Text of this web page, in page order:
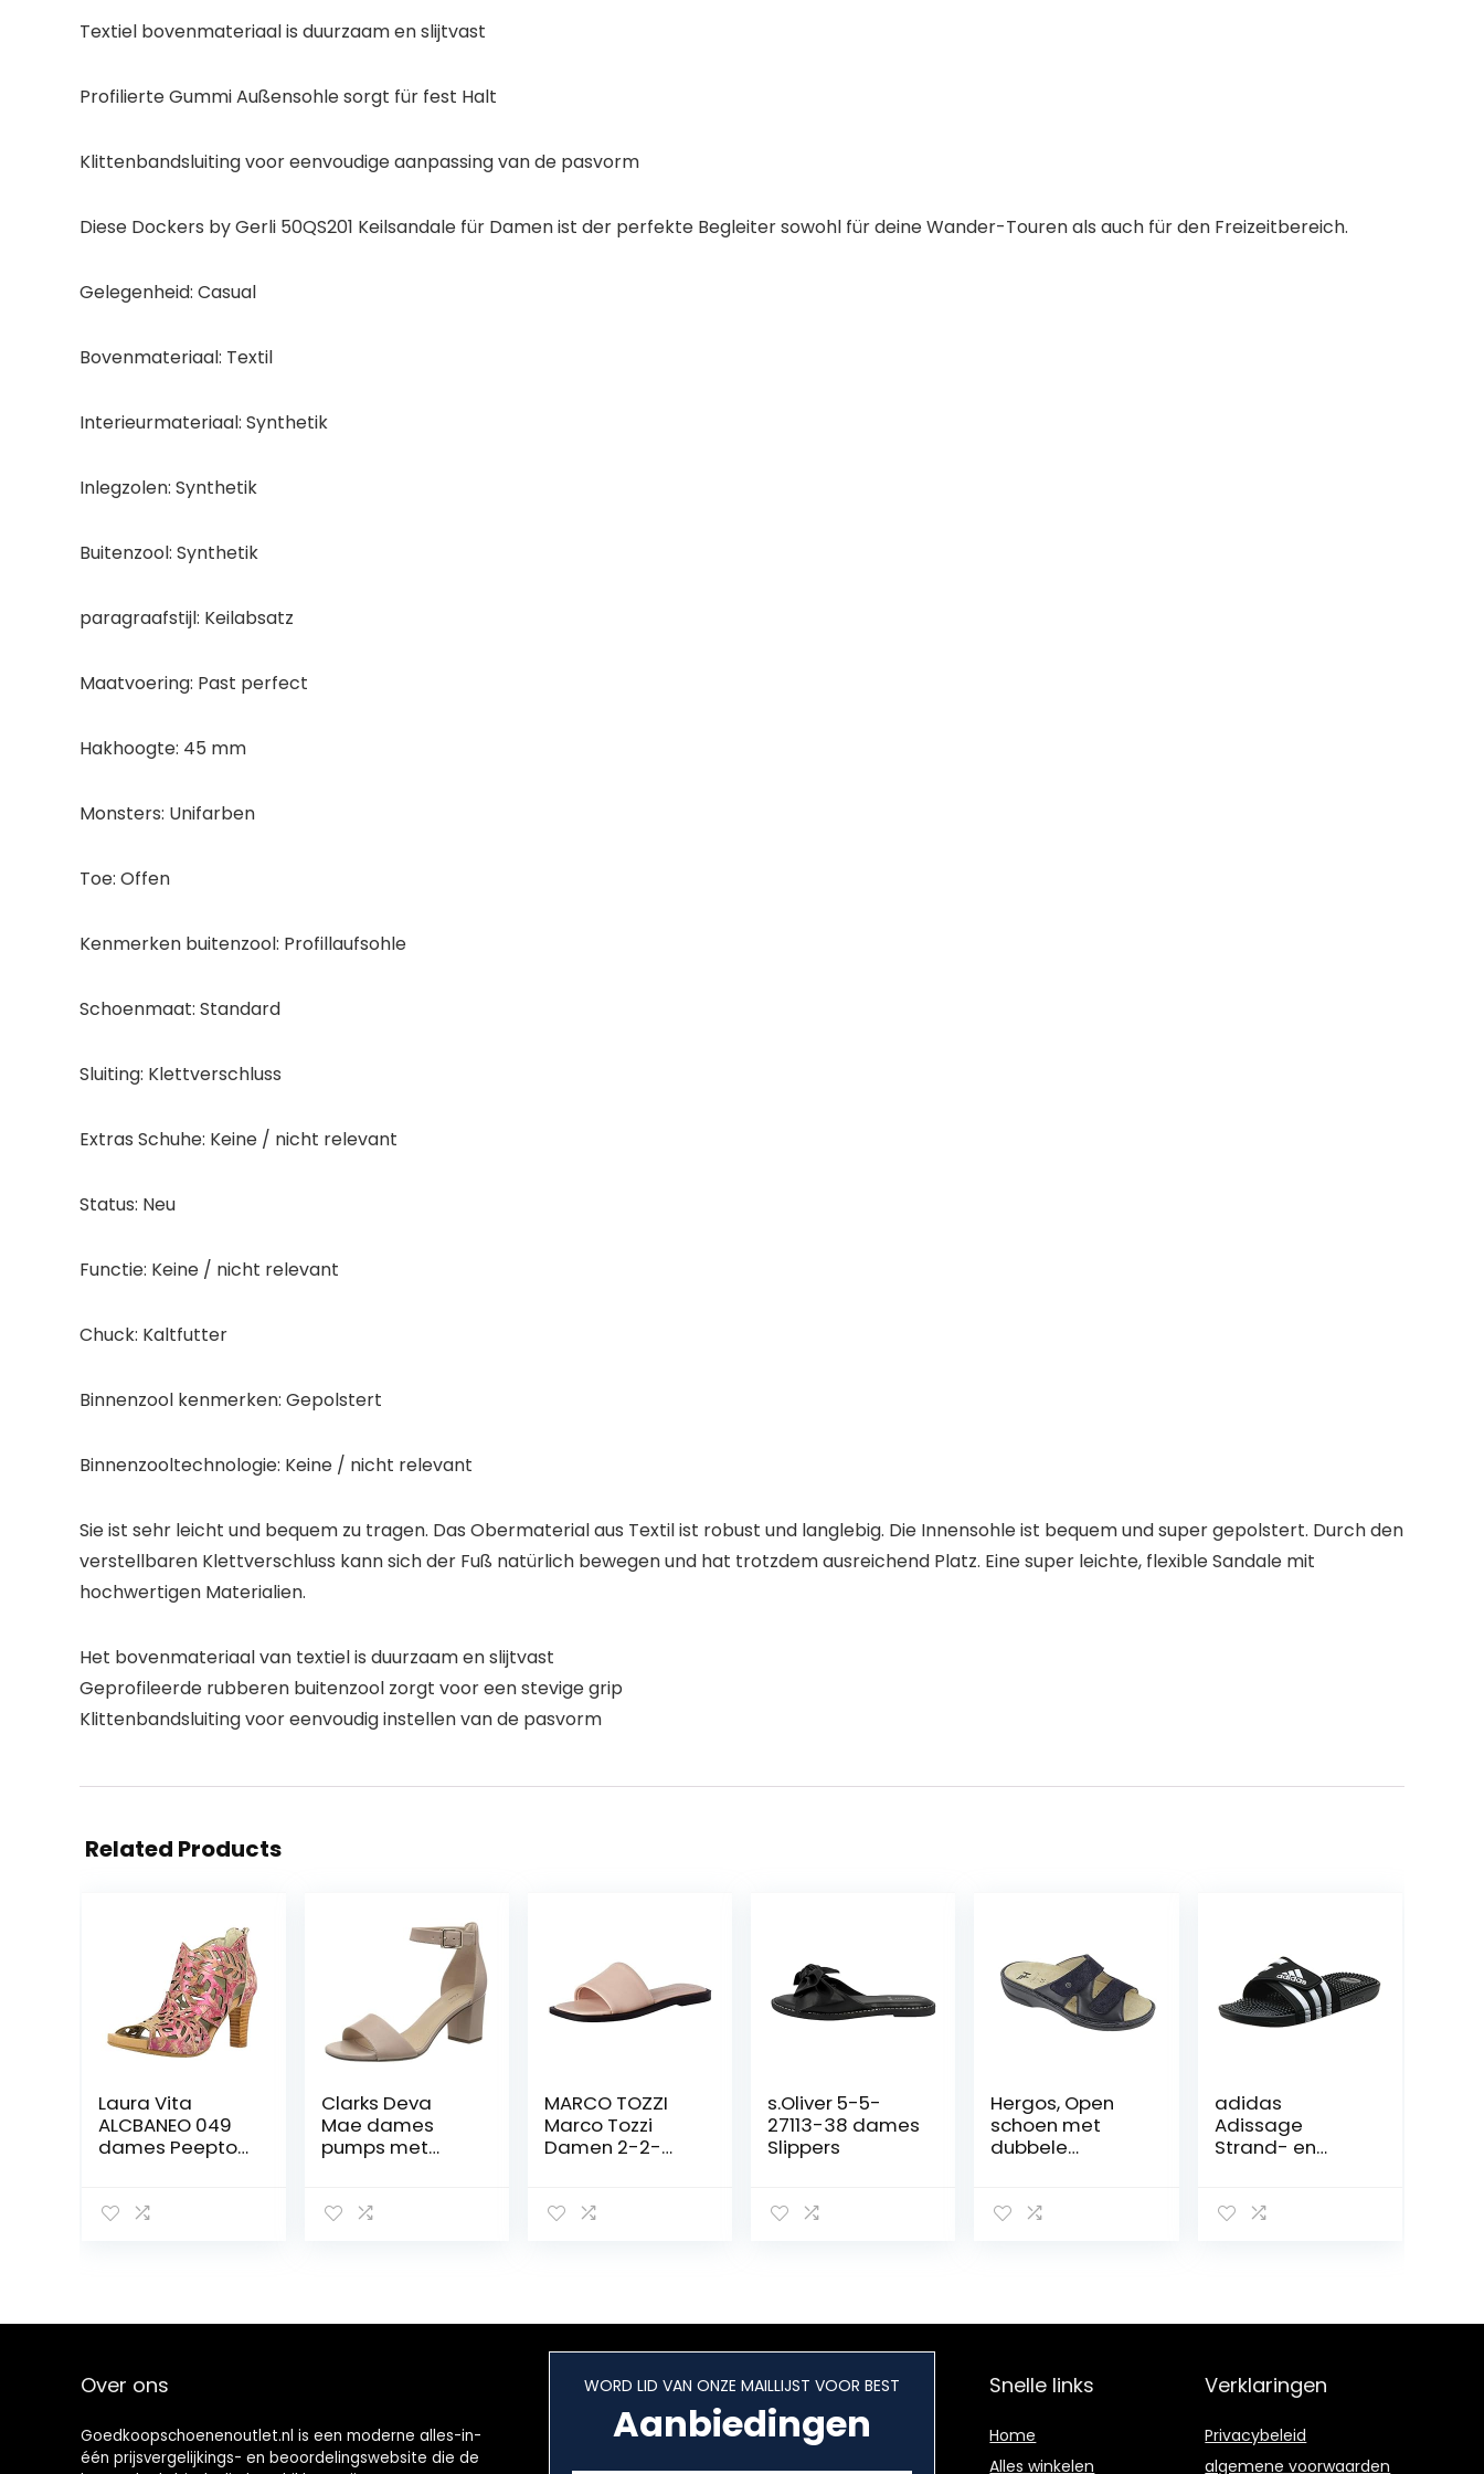
Textiel bovenmateriaal is duurzaam en slijtvast
Profilierte Gummi Außensohle sorgt für fest Halt
Klittenbandsluiting voor eenvoudige aanpassing van de pasvorm
Diese Dockers by Gerli 50QS201 Keilsandale für Damen ist der perfekte Begleiter sowohl für deine Wander-Touren als auch für den Freizeitbereich.
Gelegenheid: Casual
Bovenmateriaal: Textil
Interieurmateriaal: Synthetik
Inlegzolen: Synthetik
Buitenzool: Synthetik
paragraafstijl: Keilabsatz
Maatvoering: Past perfect
Hakhoogte: 45 mm
Monsters: Unifarben
Toe: Offen
Kenmerken buitenzool: Profillaufsohle
Schoenmaat: Standard
Sluiting: Klettverschluss
Extras Schuhe: Keine / nicht relevant
Status: Neu
Functie: Keine / nicht relevant
Chuck: Kaltfutter
Binnenzool kenmerken: Gepolstert
Binnenzooltechnologie: Keine / nicht relevant
Sie ist sehr leicht und bequem zu tragen. Das Obermaterial aus Textil ist robust und langlebig. Die Innensohle ist bequem und super gepolstert. Durch den
verstellbaren Klettverschluss kann sich der Fuß natürlich bewegen und hat trotzdem ausreichend Platz. Eine super leichte, flexible Sandale mit
hochwertigen Materialien.
Het bovenmateriaal van textiel is duurzaam en slijtvast
Geprofileerde rubberen buitenzool zorgt voor een stevige grip
Klittenbandsluiting voor eenvoudig instellen van de pasvorm
Related Products
Laura Vita
ALCBANEO 049
dames Peeptoe
Clarks Deva
Mae dames
pumps met
MARCO TOZZI
Marco Tozzi
Damen 2-2-
dames
s.Oliver 5-5-
27113-38 dames
Slippers
Hergos, Open
schoen met
dubbele
voetbed, Galaxy
adidas
Adissage
Strand- en
volwassenen,
Over ons
Goedkoopschoenenoutlet.nl is een moderne alles-in-
één prijsvergelijkings- en beoordelingswebsite die de
WORD LID VAN ONZE MAILLIJST VOOR BEST
Aanbiedingen
Snelle links
Home
Alles winkelen
Verklaringen
Privacybeleid
algemene voorwaarden